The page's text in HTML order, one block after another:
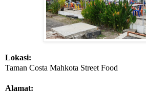
Lokasi:
Taman Costa Mahkota Street Food
Alamat: